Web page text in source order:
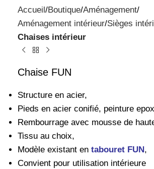
Accueil Boutique Aménagement
Aménagement intérieur Sièges
Chaises intérieur
Chaise FUN
Structure en acier,
Pieds en acier conifié, peinture
Rembourrage avec mousse de
Tissu au choix,
Modèle existant en tabouret FUN ,
Convient pour utilisation intérieure